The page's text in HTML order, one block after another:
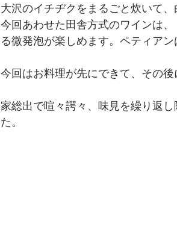
大沢のイチヂクをまるごと炊いて、
今回あわせた田舎方式のワインは
る微発泡が楽しめます。ペティア
今回はお料理が先にできて、その後
家総出で喧々諤々、味見を繰り返
た。